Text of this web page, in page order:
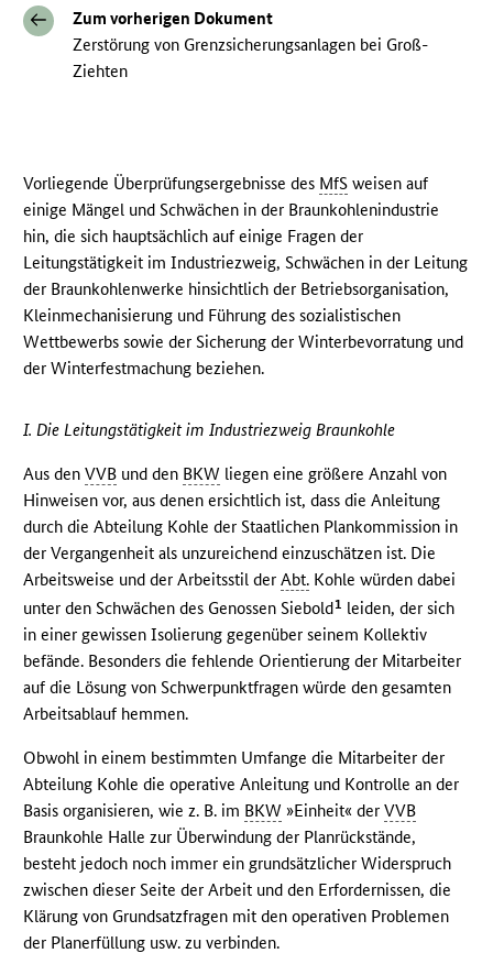
Zum vorherigen Dokument
Zerstörung von Grenzsicherungsanlagen bei Groß-
Ziehten
Vorliegende Überprüfungsergebnisse des MfS weisen auf
einige Mängel und Schwächen in der Braunkohlenindustrie
hin, die sich hauptsächlich auf einige Fragen der
Leitungstätigkeit im Industriezweig, Schwächen in der Leitung
der Braunkohlenwerke hinsichtlich der Betriebsorganisation,
Kleinmechanisierung und Führung des sozialistischen
Wettbewerbs sowie der Sicherung der Winterbevorratung und
der Winterfestmachung beziehen.
I. Die Leitungstätigkeit im Industriezweig Braunkohle
Aus denVVB und den BKW liegen eine größere Anzahl von
Hinweisen vor, aus denen ersichtlich ist, dass die Anleitung
durch die Abteilung Kohle der Staatlichen Plankommission in
der Vergangenheit als unzureichend einzuschätzen ist. Die
Arbeitsweise und der Arbeitsstil derAbt. Kohle würden dabei
unter den Schwächen des Genossen Siebold1 leiden, der sich
in einer gewissen Isolierung gegenüber seinem Kollektiv
befände. Besonders die fehlende Orientierung der Mitarbeiter
auf die Lösung von Schwerpunktfragen würde den gesamten
Arbeitsablauf hemmen.
Obwohl in einem bestimmten Umfange die Mitarbeiter der
Abteilung Kohle die operative Anleitung und Kontrolle an der
Basis organisieren, wie z. B. im BKW »Einheit« derVVB
Braunkohle Halle zur Überwindung der Planrückstände,
besteht jedoch noch immer ein grundsätzlicher Widerspruch
zwischen dieser Seite der Arbeit und den Erfordernissen, die
Klärung von Grundsatzfragen mit den operativen Problemen
der Planerfüllung usw. zu verbinden.